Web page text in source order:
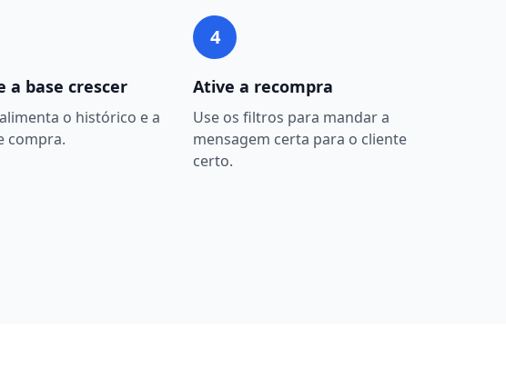
a base crescer
o histórico e a
compra.
4
Ative a recompra
Use os filtros para mandar a
mensagem certa para o cliente
certo.